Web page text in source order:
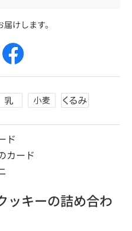
けします。
ド
カード
ッキーの詰め合わ